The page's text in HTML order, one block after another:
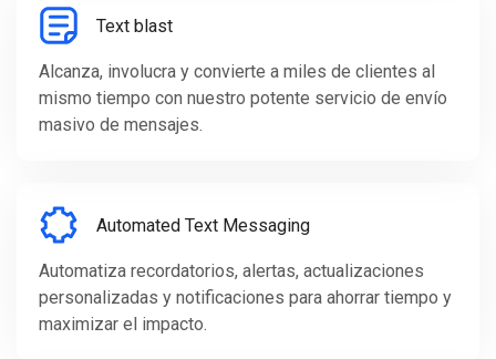
Text blast
Alcanza, involucra y convierte a miles de clientes al
mismo tiempo con nuestro potente servicio de envío
masivo de mensajes.
Automated Text Messaging
Automatiza recordatorios, alertas, actualizaciones
personalizadas y notificaciones para ahorrar tiempo y
maximizar el impacto.